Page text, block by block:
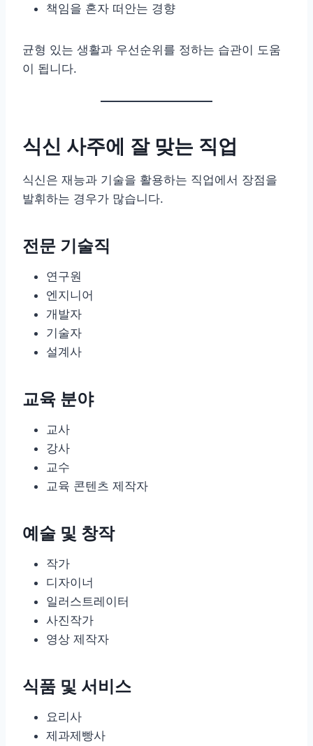
책임을 혼자 떠안는 경향
균형 있는 생활과 우선순위를 정하는 습관이 도움
이 됩니다.
식신 사주에 잘 맞는 직업
식신은 재능과 기술을 활용하는 직업에서 장점을
발휘하는 경우가 많습니다.
전문 기술직
연구원
엔지니어
개발자
기술자
설계사
교육 분야
교사
강사
교수
교육 콘텐츠 제작자
예술 및 창작
작가
디자이너
일러스트레이터
사진작가
영상 제작자
식품 및 서비스
요리사
제과제빵사